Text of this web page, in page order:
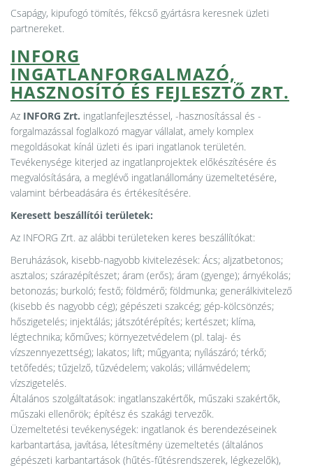
Csapágy, kipufogó tömítés, fékcső gyártásra keresnek üzleti
partnereket.
INFORG
INGATLANFORGALMAZÓ,
HASZNOSÍTÓ ÉS FEJLESZTŐ ZRT.
Az INFORG Zrt. ingatlanfejlesztéssel, -hasznosítással és -
forgalmazással foglalkozó magyar vállalat, amely komplex
megoldásokat kínál üzleti és ipari ingatlanok területén.
Tevékenysége kiterjed az ingatlanprojektek előkészítésére és
megvalósítására, a meglévő ingatlanállomány üzemeltetésére,
valamint bérbeadására és értékesítésére.
Keresett beszállítói területek:
Az INFORG Zrt. az alábbi területeken keres beszállítókat:
Beruházások, kisebb-nagyobb kivitelezések: Ács; aljzatbetonos;
asztalos; szárazépítészet; áram (erős); áram (gyenge); árnyékolás;
betonozás; burkoló; festő; földmérő; földmunka; generálkivitelező
(kisebb és nagyobb cég); gépészeti szakcég; gép-kölcsönzés;
hőszigetelés; injektálás; játszótérépítés; kertészet; klíma,
légtechnika; kőműves; környezetvédelem (pl. talaj- és
vízszennyezettség); lakatos; lift; műgyanta; nyílászáró; térkő;
tetőfedés; tűzjelző, tűzvédelem; vakolás; villámvédelem;
vízszigetelés.
Általános szolgáltatások: ingatlanszakértők, műszaki szakértők,
műszaki ellenőrök; építész és szakági tervezők.
Üzemeltetési tevékenységek: ingatlanok és berendezéseinek
karbantartása, javítása, létesítmény üzemeltetés (általános
gépészeti karbantartások (hűtés-fűtésrendszerek, légkezelők),